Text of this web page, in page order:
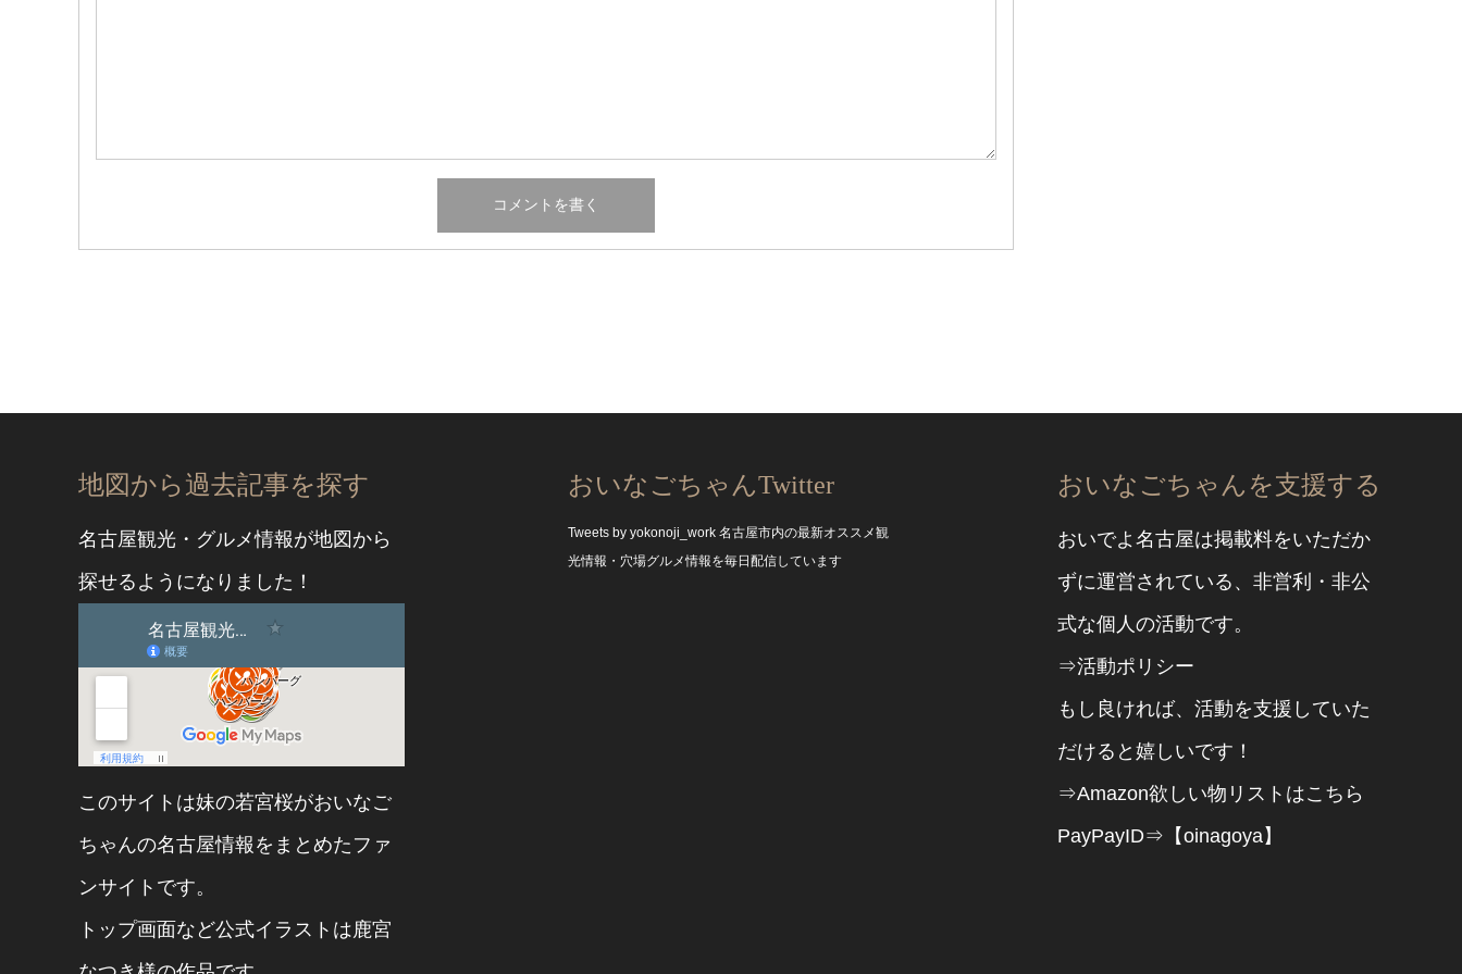
地図から過去記事を探す
名古屋観光・グルメ情報が地図から
探せるようになりました！
このサイトは妹の若宮桜がおいなご
ちゃんの名古屋情報をまとめたファ
ンサイトです。
トップ画面など公式イラストは鹿宮
おいなごちゃんTwitter
Tweets by yokonoji_work 名古屋市内の最新オススメ観
光情報・穴場グルメ情報を毎日配信しています
おいなごちゃんを支援する
おいでよ名古屋は掲載料をいただか
ずに運営されている、非営利・非公
式な個人の活動です。
⇒活動ポリシー
もし良ければ、活動を支援していた
だけると嬉しいです！
⇒Amazon欲しい物リストはこちら
PayPayID⇒【oinagoya】